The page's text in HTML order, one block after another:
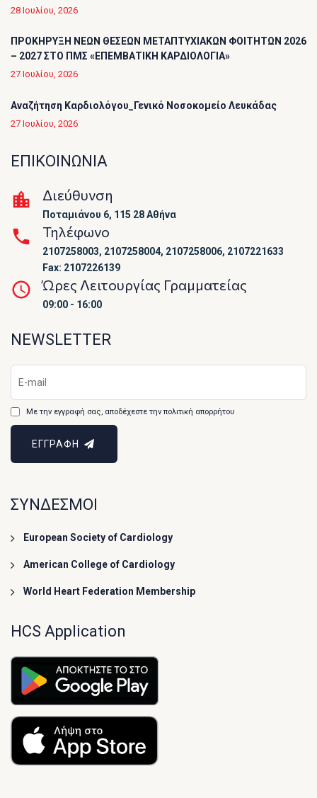
28 Ιουλίου, 2026
ΠΡΟΚΗΡΥΞΗ ΝΕΩΝ ΘΕΣΕΩΝ ΜΕΤΑΠΤΥΧΙΑΚΩΝ ΦΟΙΤΗΤΩΝ 2026
– 2027 ΣΤΟ ΠΜΣ «ΕΠΕΜΒΑΤΙΚΗ ΚΑΡΔΙΟΛΟΓΙΑ»
27 Ιουλίου, 2026
Αναζήτηση Καρδιολόγου_Γενικό Νοσοκομείο Λευκάδας
27 Ιουλίου, 2026
ΕΠΙΚΟΙΝΩΝΙΑ
Διεύθυνση
Ποταμιάνου 6, 115 28 Αθήνα
Τηλέφωνο
2107258003, 2107258004, 2107258006, 2107221633
Fax: 2107226139
Ώρες Λειτουργίας Γραμματείας
09:00 - 16:00
NEWSLETTER
Με την εγγραφή σας, αποδέχεστε την πολιτική απορρήτου
ΕΓΓΡΑΦΗ
ΣΥΝΔΕΣΜΟΙ
European Society of Cardiology
American College of Cardiology
World Heart Federation Membership
HCS Application